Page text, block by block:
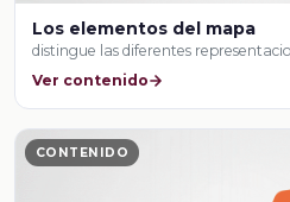
Los elementos del mapa
distingue las diferentes
Ver contenido
CONTENIDO